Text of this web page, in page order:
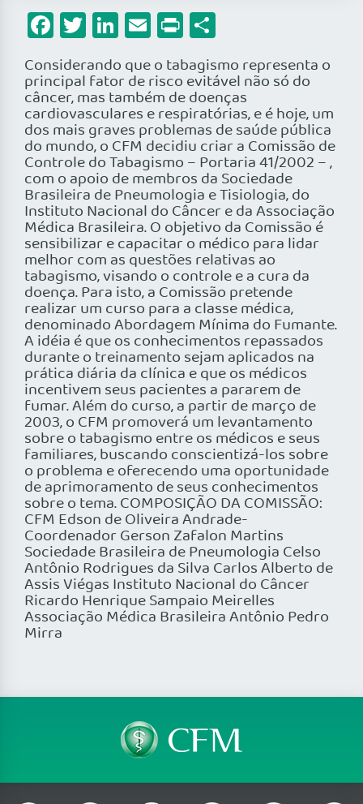
Facebook
Twitter
LinkedIn
Email
Print
Considerando que o tabagismo representa o
principal fator de risco evitável não só do
câncer, mas também de doenças
cardiovasculares e respiratórias, e é hoje, um
dos mais graves problemas de saúde pública
do mundo, o CFM decidiu criar a Comissão de
Controle do Tabagismo – Portaria 41/2002 – ,
com o apoio de membros da Sociedade
Brasileira de Pneumologia e Tisiologia, do
Instituto Nacional do Câncer e da Associação
Médica Brasileira. O objetivo da Comissão é
sensibilizar e capacitar o médico para lidar
melhor com as questões relativas ao
tabagismo, visando o controle e a cura da
doença. Para isto, a Comissão pretende
realizar um curso para a classe médica,
denominado Abordagem Mínima do Fumante.
A idéia é que os conhecimentos repassados
durante o treinamento sejam aplicados na
prática diária da clínica e que os médicos
incentivem seus pacientes a pararem de
fumar. Além do curso, a partir de março de
2003, o CFM promoverá um levantamento
sobre o tabagismo entre os médicos e seus
familiares, buscando conscientizá-los sobre
o problema e oferecendo uma oportunidade
de aprimoramento de seus conhecimentos
sobre o tema. COMPOSIÇÃO DA COMISSÃO:
CFM Edson de Oliveira Andrade-
Coordenador Gerson Zafalon Martins
Sociedade Brasileira de Pneumologia Celso
Antônio Rodrigues da Silva Carlos Alberto de
Assis Viégas Instituto Nacional do Câncer
Ricardo Henrique Sampaio Meirelles
Associação Médica Brasileira Antônio Pedro
Mirra